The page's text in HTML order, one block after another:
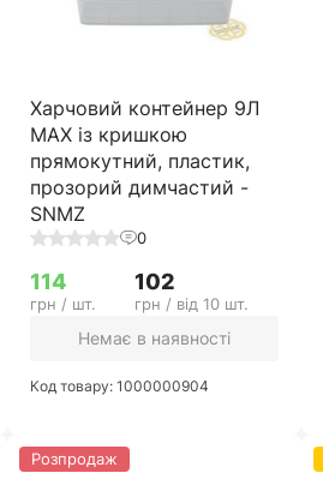
Харчовий контейнер 9Л
MAX із кришкою
прямокутний, пластик,
прозорий димчастий -
SNMZ
0
114
грн / шт.
102
грн / від 10 шт.
Немає в наявності
Код товару: 1000000904
Розпродаж